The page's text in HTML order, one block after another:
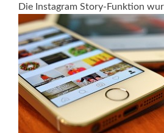
Die Instagram Story-Funktion